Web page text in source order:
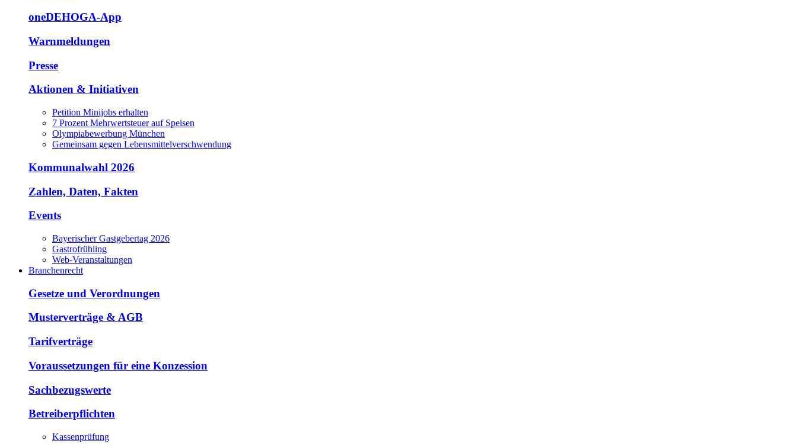
oneDEHOGA-App
Warnmeldungen
Presse
Aktionen & Initiativen
Petition Minijobs erhalten
7 Prozent Mehrwertsteuer auf Speisen
Olympiabewerbung München
Gemeinsam gegen Lebensmittelverschwendung
Kommunalwahl 2026
Zahlen, Daten, Fakten
Events
Bayerischer Gastgebertag 2026
Gastrofrühling
Web-Veranstaltungen
Branchenrecht
Gesetze und Verordnungen
Musterverträge & AGB
Tarifverträge
Voraussetzungen für eine Konzession
Sachbezugswerte
Betreiberpflichten
Kassenprüfung